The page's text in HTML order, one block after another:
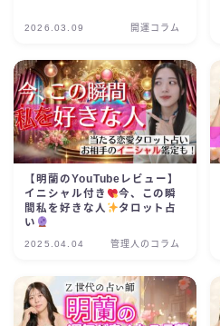
2026.03.09 開運コラム
【明蘭のYouTubeレビュー】
イニシャル付き
今、この瞬
間私を好きな人
タロット占
い
2025.04.04 管理人のコラム